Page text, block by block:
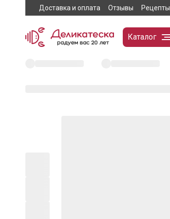
Доставка и оплата Отзывы Рецепты
Каталог